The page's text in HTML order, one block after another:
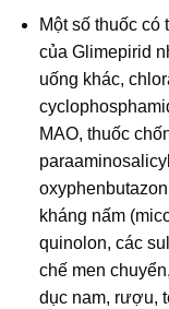
Một số thuốc
của Glimepirid
uống khác,
MAO, thuốc
kháng nấm
quinolon, các
chế men
dục nam, rượu,